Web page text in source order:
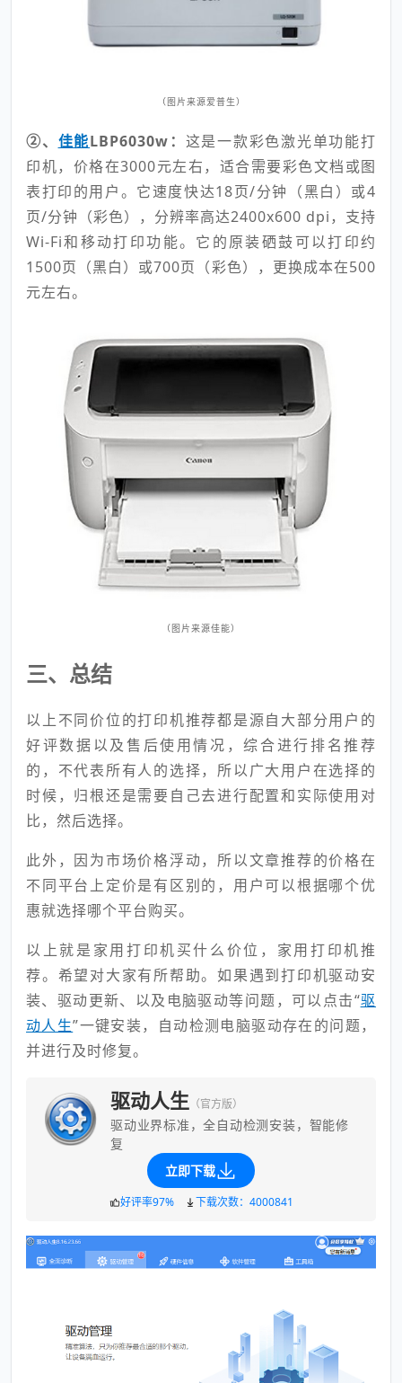
（图片来源爱普生）
②、 佳能LBP6030w： 这是一款彩色激光单功能打
印机，价格在3000元左右，适合需要彩色文档或图
表打印的用户。它速度快达18页/分钟（黑白）或4
页/分钟（彩色），分辨率高达2400x600 dpi，支持
Wi-Fi和移动打印功能。它的原装硒鼓可以打印约
1500页（黑白）或700页（彩色），更换成本在500
元左右。
（图片来源佳能）
三、总结
以上不同价位的打印机推荐都是源自大部分用户的
好评数据以及售后使用情况，综合进行排名推荐
的，不代表所有人的选择，所以广大用户在选择的
时候，归根还是需要自己去进行配置和实际使用对
比，然后选择。
此外，因为市场价格浮动，所以文章推荐的价格在
不同平台上定价是有区别的，用户可以根据哪个优
惠就选择哪个平台购买。
以上就是家用打印机买什么价位，家用打印机推
荐。希望对大家有所帮助。如果遇到打印机驱动安
装、驱动更新、以及电脑驱动等问题，可以点击“驱
动人生”一键安装，自动检测电脑驱动存在的问题，
并进行及时修复。
驱动人生 （官方版）
驱动业界标准，全自动检测安装，智能修
复
立即下载
好评率97% 下载次数：4000841